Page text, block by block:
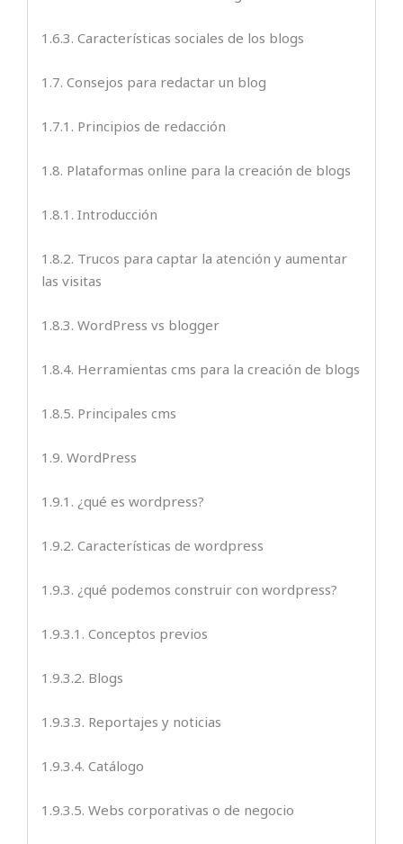
1.6.3. Características sociales de los blogs
1.7. Consejos para redactar un blog
1.7.1. Principios de redacción
1.8. Plataformas online para la creación de blogs
1.8.1. Introducción
1.8.2. Trucos para captar la atención y aumentar
las visitas
1.8.3. WordPress vs blogger
1.8.4. Herramientas cms para la creación de blogs
1.8.5. Principales cms
1.9. WordPress
1.9.1. ¿qué es wordpress?
1.9.2. Características de wordpress
1.9.3. ¿qué podemos construir con wordpress?
1.9.3.1. Conceptos previos
1.9.3.2. Blogs
1.9.3.3. Reportajes y noticias
1.9.3.4. Catálogo
1.9.3.5. Webs corporativas o de negocio